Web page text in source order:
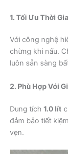
1. Tối Ưu Thời
Với công nghệ
chừng khi nấu.
luôn sẵn sàng
2. Phù Hợp Với
Dung tích 1.0 lít
đảm bảo tiết
vẹn.